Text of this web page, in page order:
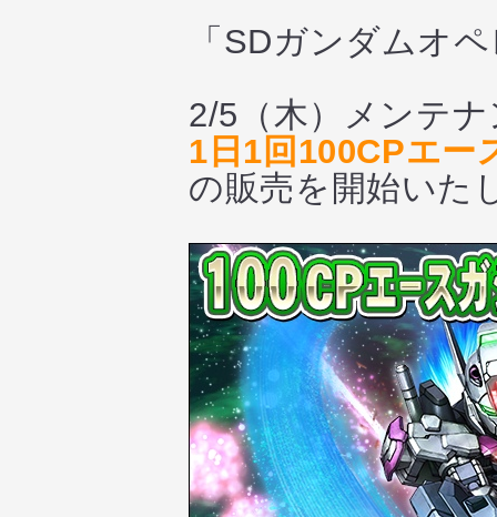
「SDガンダムオ
2/5（木）メンテ
1日1回100CPエー
の販売を開始いた